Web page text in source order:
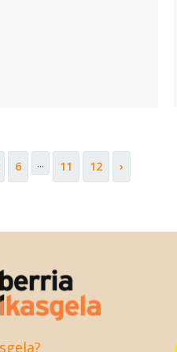
6 ... 11 12 ›